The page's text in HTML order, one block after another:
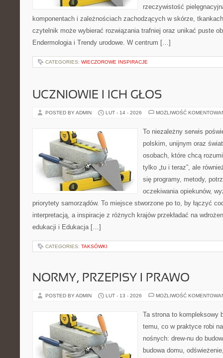
rzeczywistość
komponentach i zależnościach zachodzących w skórze,
czytelnik może wybierać rozwiązania trafniej oraz unikać puste
Endermologia i Trendy urodowe. W centrum […]
CATEGORIES: WIECZOROWE INSPIRACJE
UCZNIOWIE I ICH GŁOS
POSTED BY ADMIN LUT - 14 - 2026 MOŻLIWOŚĆ
To niezależny serwis
polskim, unijnym oraz
osobach, które chcą
tylko „tu i teraz”, ale
się programy, metody,
oczekiwania opiekunów,
priorytety samorządów. To miejsce stworzone po to, by łączyć
interpretacją, a inspiracje z różnych krajów przekładać na
edukacji i Edukacja […]
CATEGORIES: TAKSÓWKI
NORMY, PRZEPISY I PRAWO
POSTED BY ADMIN LUT - 13 - 2026 MOŻLIWOŚĆ
Ta strona to kompleksowy
temu, co w praktyce robi
nośnych: drew-nu do
budowa domu,